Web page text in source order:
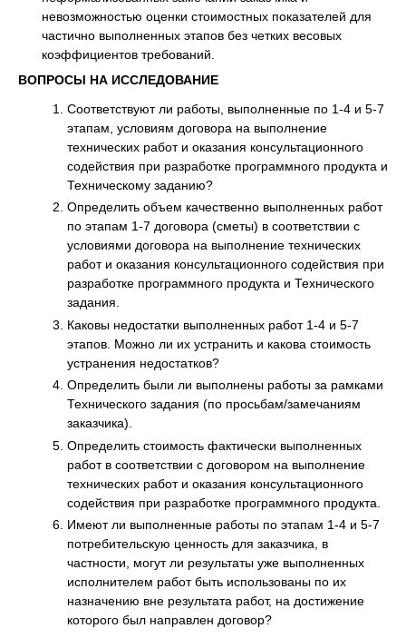
невозможностью оценки стоимостных показателей для
частично выполненных этапов без четких весовых
коэффициентов требований.
ВОПРОСЫ НА ИССЛЕДОВАНИЕ
Соответствуют ли работы, выполненные по 1-4 и 5-7
этапам, условиям договора на выполнение
технических работ и оказания консультационного
содействия при разработке программного продукта и
Техническому заданию?
Определить объем качественно выполненных работ
по этапам 1-7 договора (сметы) в соответствии с
условиями договора на выполнение технических
работ и оказания консультационного содействия при
разработке программного продукта и Технического
задания.
Каковы недостатки выполненных работ 1-4 и 5-7
этапов. Можно ли их устранить и какова стоимость
устранения недостатков?
Определить были ли выполнены работы за рамками
Технического задания (по просьбам/замечаниям
заказчика).
Определить стоимость фактически выполненных
работ в соответствии с договором на выполнение
технических работ и оказания консультационного
содействия при разработке программного продукта.
Имеют ли выполненные работы по этапам 1-4 и 5-7
потребительскую ценность для заказчика, в
частности, могут ли результаты уже выполненных
исполнителем работ быть использованы по их
назначению вне результата работ, на достижение
которого был направлен договор?